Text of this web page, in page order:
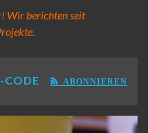
Wir berichten seit
CODE ABONNIEREN